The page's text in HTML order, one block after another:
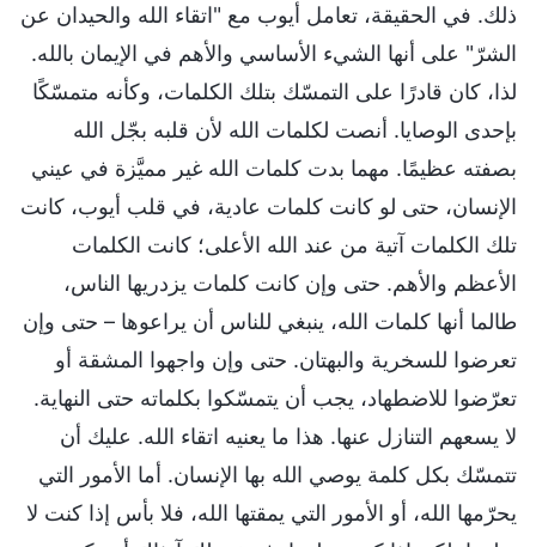
ذلك. في الحقيقة، تعامل أيوب مع "اتقاء الله والحيدان عن
الشرّ" على أنها الشيء الأساسي والأهم في الإيمان بالله.
لذا، كان قادرًا على التمسّك بتلك الكلمات، وكأنه متمسّكًا
بإحدى الوصايا. أنصت لكلمات الله لأن قلبه بجّل الله
بصفته عظيمًا. مهما بدت كلمات الله غير مميَّزة في عيني
الإنسان، حتى لو كانت كلمات عادية، في قلب أيوب، كانت
تلك الكلمات آتية من عند الله الأعلى؛ كانت الكلمات
الأعظم والأهم. حتى وإن كانت كلمات يزدريها الناس،
طالما أنها كلمات الله، ينبغي للناس أن يراعوها – حتى وإن
تعرضوا للسخرية والبهتان. حتى وإن واجهوا المشقة أو
تعرّضوا للاضطهاد، يجب أن يتمسّكوا بكلماته حتى النهاية.
لا يسعهم التنازل عنها. هذا ما يعنيه اتقاء الله. عليك أن
تتمسّك بكل كلمة يوصي الله بها الإنسان. أما الأمور التي
يحرّمها الله، أو الأمور التي يمقتها الله، فلا بأس إذا كنت لا